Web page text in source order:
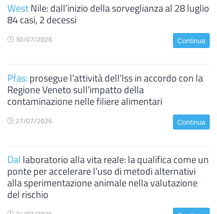
WestNile: dall’inizio della sorveglianza al 28 luglio
84 casi, 2 decessi
30/07/2026 Continua
Pfas:prosegue l’attività dell’Iss in accordo con la
Regione Veneto sull’impatto della
contaminazione nelle filiere alimentari
27/07/2026 Continua
Dal laboratorio alla vita reale: la qualifica come un
ponte per accelerare l’uso di metodi alternativi
alla sperimentazione animale nella valutazione
del rischio